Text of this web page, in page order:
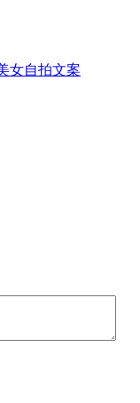
女自拍文案